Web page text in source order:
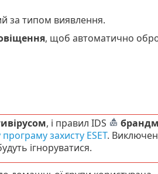
за типом виявлення.
, щоб автоматично
, і правил IDS
програму захисту ESET.
ігноруватися.